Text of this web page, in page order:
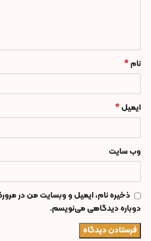
نام *
ایمیل *
وب‌ سایت
ذخیره نام، ایمیل و وبسایت من در
دوباره دیدگاهی می‌نویسم.